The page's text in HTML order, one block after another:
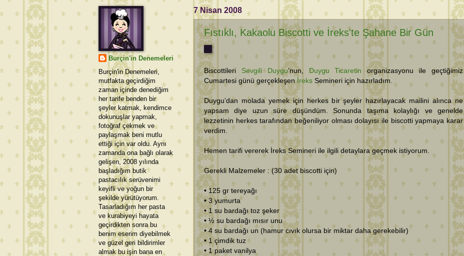
7 Nisan 2008
Fıstıklı, Kakaolu Biscotti ve İreks'te Şahane Bir Gün
Biscottileri Sevgili Duygu’nun,Duygu Ticaretin organizasyonu ile geçtiğimiz
Cumartesi günü gerçekleşenİreks Semineri için hazırladım.
Duygu’dan molada yemek için herkes bir şeyler hazırlayacak mailini alınca ne
yapsam diye uzun süre düşündüm. Sonunda taşıma kolaylığı ve genelde
lezzetinin herkes tarafından beğeniliyor olması dolayısı ile biscotti yapmaya karar
verdim.
Hemen tarifi vererek İreks Semineri ile ilgili detaylara geçmek istiyorum.
Gerekli Malzemeler : (30 adet biscotti için)
• 125 gr tereyağı
• 3 yumurta
• 1 su bardağı toz şeker
• ½ su bardağı mısır unu
• 4 su bardağı un (hamur cıvık olursa bir miktar daha gerekebilir)
• 1 çimdik tuz
• 1 paket vanilya
Burçin'in Denemeleri
Burçin'in Denemeleri,
mutfakta geçirdiğim
zaman içinde denediğim
her tarife benden bir
şeyler katmak, kendimce
dokunuşlar yapmak,
fotoğraf çekmek ve
paylaşmak beni mutlu
ettiği için var oldu. Aynı
zamanda ona bağlı olarak
gelişen, 2008 yılında
başladığım butik
pastacılık serüvenimi
keyifli ve yoğun bir
şekilde yürütüyorum.
Tasarladığım her pasta
ve kurabiyeyi hayata
geçirdikten sonra bu
benim eserim diyebilmek
ve güzel geri bildirimler
almak bu işin bana en